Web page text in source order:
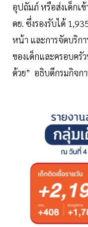
อุปถัมภ์ หรือส่งเด็กเ
ดย. ซึ่งรองรับได้
หน้า และการจัดบริกา
ของเด็กและครอบครั
ด้วย” อธิบดีกรมกิจก